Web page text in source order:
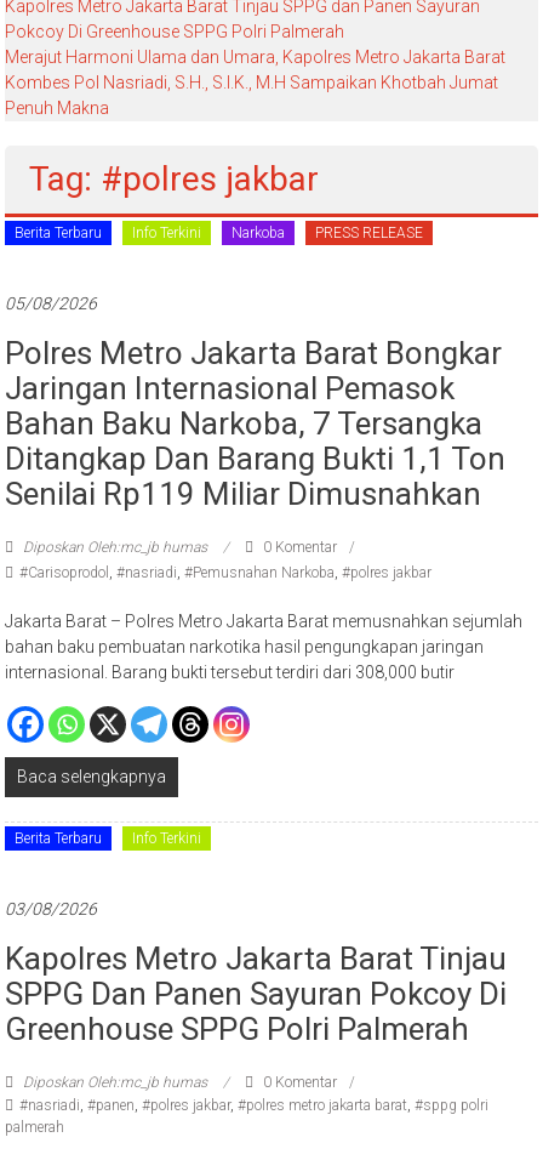
Kapolres Metro Jakarta Barat Tinjau SPPG dan Panen Sayuran
Pokcoy Di Greenhouse SPPG Polri Palmerah
Merajut Harmoni Ulama dan Umara, Kapolres Metro Jakarta Barat
Kombes Pol Nasriadi, S.H., S.I.K., M.H Sampaikan Khotbah Jumat
Penuh Makna
Tag: #polres jakbar
Berita Terbaru Info Terkini Narkoba PRESS RELEASE
05/08/2026
Polres Metro Jakarta Barat Bongkar
Jaringan Internasional Pemasok
Bahan Baku Narkoba, 7 Tersangka
Ditangkap Dan Barang Bukti 1,1 Ton
Senilai Rp119 Miliar Dimusnahkan
Diposkan Oleh:mc_jb humas
0 Komentar
#Carisoprodol
,#nasriadi ,#Pemusnahan Narkoba ,#polres jakbar
Jakarta Barat – Polres Metro Jakarta Barat memusnahkan sejumlah
bahan baku pembuatan narkotika hasil pengungkapan jaringan
internasional. Barang bukti tersebut terdiri dari 308,000 butir
Baca selengkapnya
Berita Terbaru Info Terkini
03/08/2026
Kapolres Metro Jakarta Barat Tinjau
SPPG Dan Panen Sayuran Pokcoy Di
Greenhouse SPPG Polri Palmerah
Diposkan Oleh:mc_jb humas
0 Komentar
#nasriadi ,#panen ,#polres jakbar,#polres metro jakarta barat ,#sppg polri
palmerah